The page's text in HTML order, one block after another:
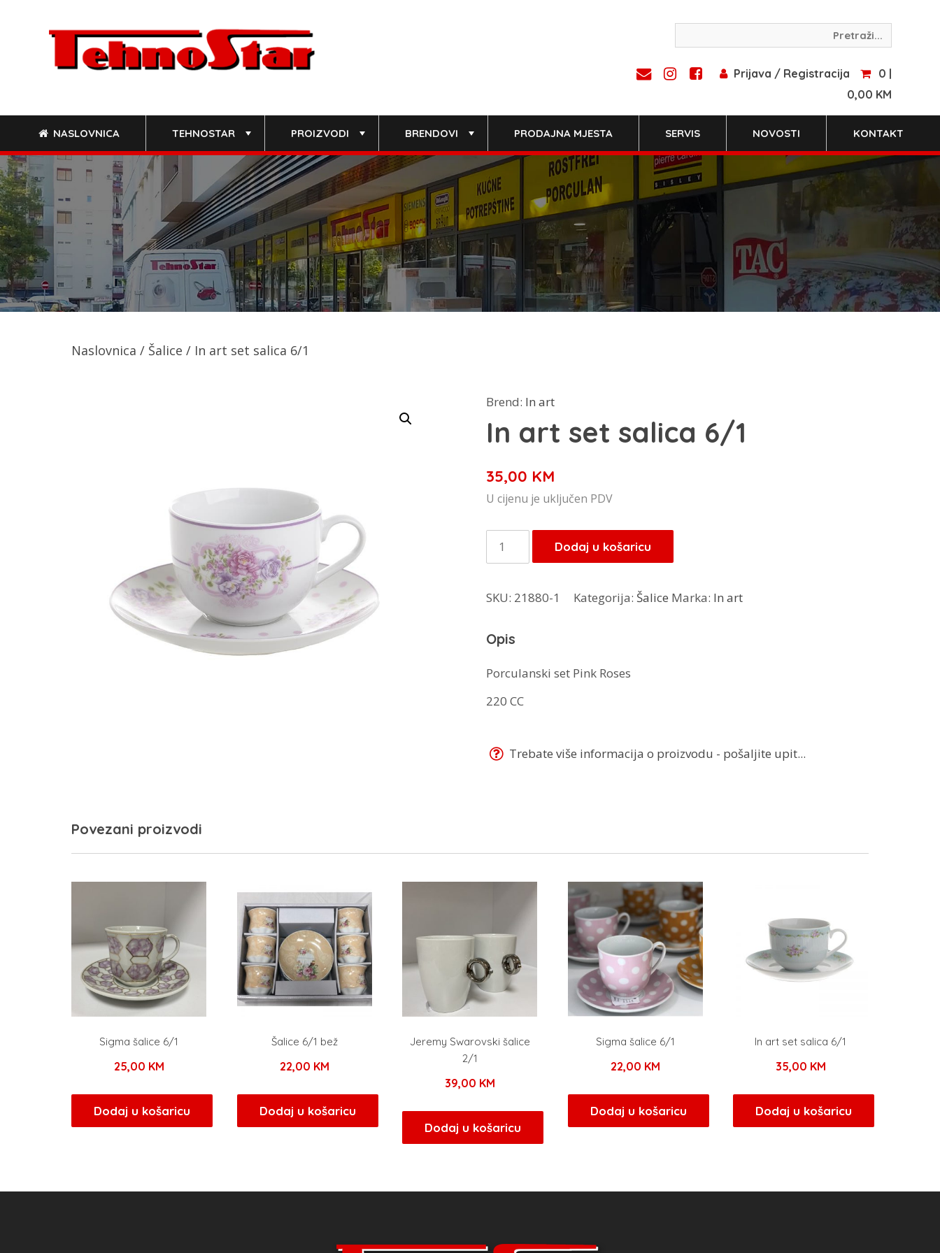
Prijava / Registracija
0 |
0,00 KM
NASLOVNICA TEHNOSTAR PROIZVODI BRENDOVI PRODAJNA MJESTA SERVIS NOVOSTI KONTAKT
Naslovnica / Šalice / In art set salica 6/1
Brend: In art
In art set salica 6/1
35,00 KM
U cijenu je uključen PDV
art
salica
količina
Dodaj u košaricu
SKU: 21880-1 Kategorija: Šalice Marka: In art
Opis
Porculanski set Pink Roses
220 CC
Trebate više informacija o proizvodu - pošaljite upit...
Povezani proizvodi
Sigma šalice 6/1
25,00 KM
Dodaj u košaricu
Šalice 6/1 bež
22,00 KM
Dodaj u košaricu
Jeremy Swarovski šalice
2/1
39,00 KM
Dodaj u košaricu
Sigma šalice 6/1
22,00 KM
Dodaj u košaricu
In art set salica 6/1
35,00 KM
Dodaj u košaricu